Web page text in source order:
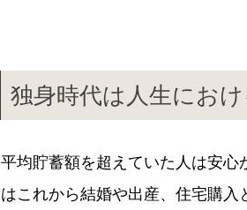
独身時代は人生におけ
平均貯蓄額を超えていた人は安
はこれから結婚や出産、住宅購